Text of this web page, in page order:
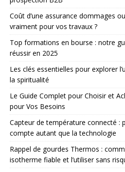
Coût d’une assurance dommages
vraiment pour vos travaux ?
Top formations en bourse : notre
réussir en 2025
Les clés essentielles pour explorer
la spiritualité
Le Guide Complet pour Choisir et
pour Vos Besoins
Capteur de température connecté :
compte autant que la technologie
Rappel de gourdes Thermos :
isotherme fiable et l’utiliser sans